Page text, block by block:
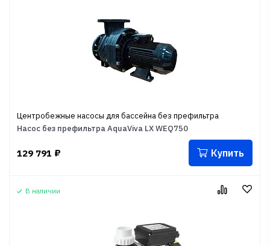
Центробежные насосы для бассейна без префильтра
Насос без префильтра AquaViva LX WEQ750
129 791 ₽ Купить
В наличии